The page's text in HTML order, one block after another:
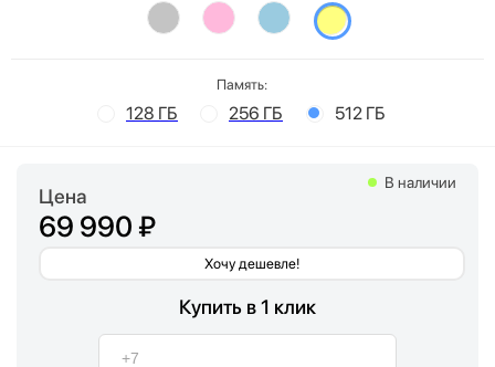
Память:
128 ГБ 256 ГБ 512 ГБ
Цена
69 990 ₽
Хочу дешевле!
В наличии
Купить в 1 клик